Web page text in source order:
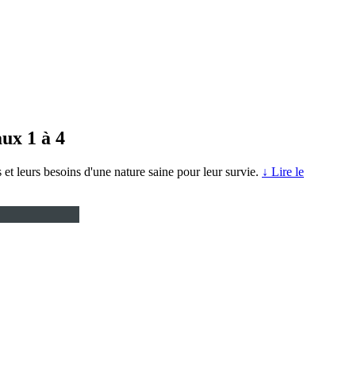
1 à 4
leurs besoins d'une nature saine pour leur survie. ↓ Lire le